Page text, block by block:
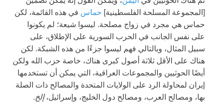
[المجموعة المسلحة الفلسطينية] حماس في هذه القائمة، لكن
حماس هي مجرد في زواج مصلحة. ليسوا شيعة؛ لم يكونوا
على نفس الجانب في الحرب السورية على الإطلاق، على
سبيل المثال، وبالتالي فهم ليسوا جزءًا من هذه الشبكة. لكن
هناك على الأقل ثلاثة أصول كبرى هناك، خاصة حزب الله ولكن
أيضًا الحوثيين والمجموعات العراقية، التي يمكن أن تستخدمها
إيران لمحاولة الرد على الولايات المتحدة والمصالح ذات الصلة
بها، ومصالح العرب، ومصالح دول الخليج، وإسرائيل،إلخ.